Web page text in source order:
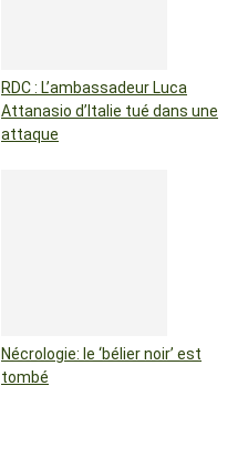
RDC : L’ambassadeur Luca
Attanasio d’Italie tué dans une
attaque
Nécrologie: le ‘bélier noir’ est
tombé